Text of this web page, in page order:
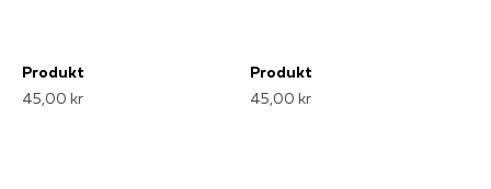
Produkt
45,00 kr
Produkt
45,00 kr